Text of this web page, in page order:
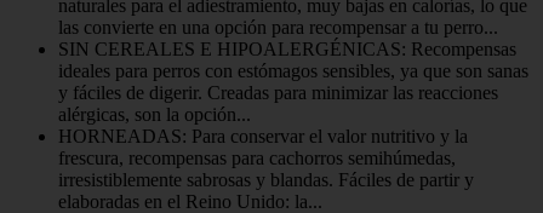
naturales para el adiestramiento, muy bajas en calorías, lo que
las convierte en una opción para recompensar a tu perro...
SIN CEREALES E HIPOALERGÉNICAS: Recompensas
ideales para perros con estómagos sensibles, ya que son sanas
y fáciles de digerir. Creadas para minimizar las reacciones
alérgicas, son la opción...
HORNEADAS: Para conservar el valor nutritivo y la
frescura, recompensas para cachorros semihúmedas,
irresistiblemente sabrosas y blandas. Fáciles de partir y
elaboradas en el Reino Unido: la...